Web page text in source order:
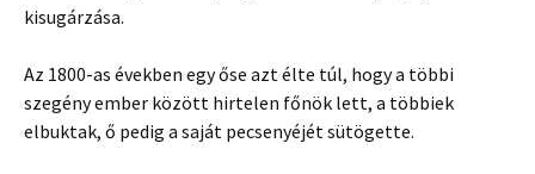
kisugárzása.
Az 1800-as években egy őse azt élte túl, hogy a többi
szegény ember között hirtelen főnök lett, a többiek
elbuktak, ő pedig a saját pecsenyéjét sütögette.